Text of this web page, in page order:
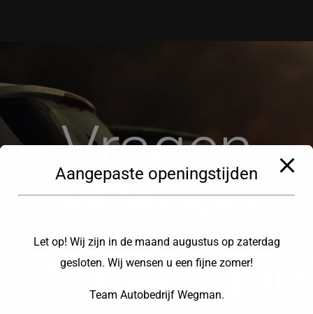
Vragen
of meer
Aangepaste openingstijden
Let op! Wij zijn in de maand augustus op zaterdag
gesloten. Wij wensen u een fijne zomer!
Team Autobedrijf Wegman.